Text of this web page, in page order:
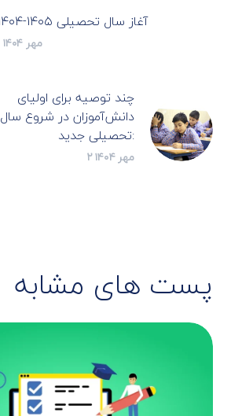
آغاز سال تحصیلی ۱۴۰۵-۱۴۰۴
۱ مهر ۱۴۰۴
چند توصیه برای اولیای
دانش‌آموزان در شروع سال
تحصیلی جدید:
۲ مهر ۱۴۰۴
پست های مشابه